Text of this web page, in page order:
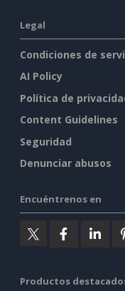
Legal
Condiciones de
AI Policy
Política de
Content Guidelines
Seguridad
Denunciar abusos
Encuéntrenos en
Productos